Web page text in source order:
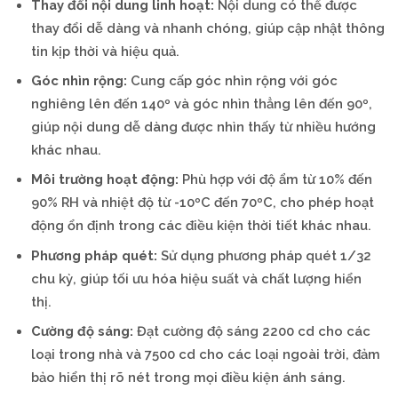
Thay đổi nội dung linh hoạt: Nội dung có thể được
thay đổi dễ dàng và nhanh chóng, giúp cập nhật thông
tin kịp thời và hiệu quả.
Góc nhìn rộng: Cung cấp góc nhìn rộng với góc
nghiêng lên đến 140º và góc nhìn thẳng lên đến 90º,
giúp nội dung dễ dàng được nhìn thấy từ nhiều hướng
khác nhau.
Môi trường hoạt động: Phù hợp với độ ẩm từ 10% đến
90% RH và nhiệt độ từ -10ºC đến 70ºC, cho phép hoạt
động ổn định trong các điều kiện thời tiết khác nhau.
Phương pháp quét: Sử dụng phương pháp quét 1/32
chu kỳ, giúp tối ưu hóa hiệu suất và chất lượng hiển
thị.
Cường độ sáng: Đạt cường độ sáng 2200 cd cho các
loại trong nhà và 7500 cd cho các loại ngoài trời, đảm
bảo hiển thị rõ nét trong mọi điều kiện ánh sáng.